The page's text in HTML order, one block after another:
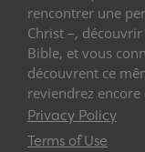
rencontrer une
Christ –,
Bible, et vous
découvrent ce
reviendrez encore
Privacy Policy
Terms of Use